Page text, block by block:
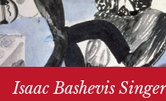
Isaac Bashevis Singer